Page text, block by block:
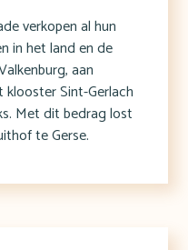
verkopen al hun
in het land en de
aan
Sint-Gerlach
Met dit bedrag lost
te Gerse.